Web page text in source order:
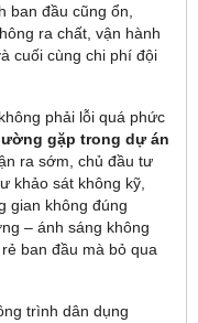
ban đầu cũng ổn,
ra chất, vận hành
cuối cùng chi phí đội
phải lỗi quá phức
gặp trong dự án
ra sớm, chủ đầu tư
khảo sát không kỹ,
gian không đúng
– ánh sáng không
ban đầu mà bỏ qua
trình dân dụng